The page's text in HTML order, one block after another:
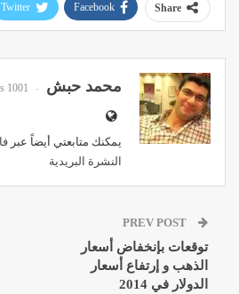
Share
Facebook
Twitter
محمد حبش 1001 Posts
يمكنك متابعتي أيضاً عبر
النشرة البريدية
توقعات بإنخفاض أسعار
الذهب و إرتفاع أسعار
الدولار في 2014